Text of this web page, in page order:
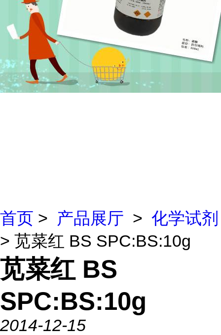
首页 > 产品展厅 > 化学试剂
> 苋菜红 BS SPC:BS:10g
苋菜红 BS
SPC:BS:10g
2014-12-15